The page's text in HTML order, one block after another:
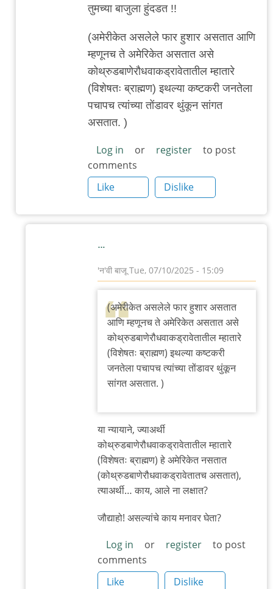
तुमच्या बाजुला हुंदडत !!
(अमेरीकेत असलेले फार हुशार असतात आणि
म्हणूनच ते अमेरिकेत असतात असे
कोथ्रुडबाणेरौधवाकड्रावेतातील म्हातारे
(विशेषतः ब्राह्मण) इथल्या कष्टकरी जनतेला
पचापच त्यांच्या तोंडावर थुंकून सांगत
असतात. )
Log in or register
to post
comments
Like
Dislike
…
'न'वी बाजूTue, 07/10/2025 - 15:09
reply
to
>>>आपले
स्वतःचे
मुद्दे
अवश्य…
अहिरावण
(अमेरीकेत असलेले फार हुशार असतात
आणि म्हणूनच ते अमेरिकेत असतात असे
कोथ्रुडबाणेरौधवाकड्रावेतातील म्हातारे
(विशेषतः ब्राह्मण) इथल्या कष्टकरी
जनतेला पचापच त्यांच्या तोंडावर थुंकून
सांगत असतात. )
या न्यायाने, ज्याअर्थी
कोथ्रुडबाणेरौधवाकड्रावेतातील म्हातारे
(विशेषतः ब्राह्मण) हे अमेरिकेत नसतात
(कोथ्रुडबाणेरौधवाकड्रावेतातच असतात),
त्याअर्थी… काय, आले ना लक्षात?
जौद्याहो! असल्यांचे काय मनावर घेता?
Log in or register
to post
comments
Like
Dislike